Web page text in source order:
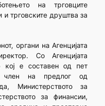
на трговците
и трговските друштва за
органи на Агенцијата
Со Агенцијата
кој е составен од пет
на предлог од
Министерството за
за финансии,